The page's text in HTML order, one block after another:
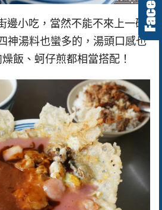
邊小吃，當然不能不來上一碗
神湯料也蠻多的，湯頭口感也
飯、蚵仔煎都相當搭配！